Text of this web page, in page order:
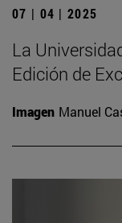
07 | 04 | 2025
La
Edición de
Imagen Manuel